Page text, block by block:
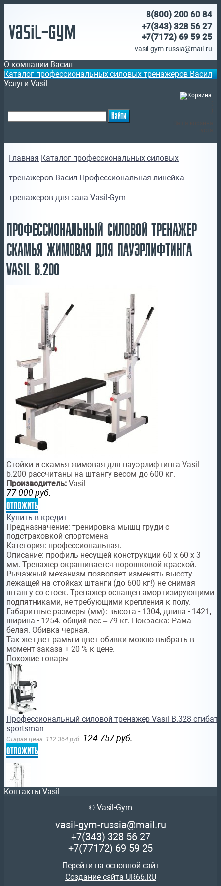
Vasil-Gym
8(800) 200 60 84
+7(343) 328 56 27
+7(7172) 69 59 25
vasil-gym-russia@mail.ru
О компании Васил
Каталог профессиональных силовых тренажеров Васил
Услуги Vasil
Главная Каталог профессиональных силовых
тренажеров Васил Профессиональная линейка
тренажеров для зала Vasil-Gym
ПРОФЕССИОНАЛЬНЫЙ СИЛОВОЙ ТРЕНАЖЕР
СКАМЬЯ ЖИМОВАЯ ДЛЯ ПАУЭРЛИФТИНГА
VASIL B.200
Стойки и скамья жимовая для пауэрлифтинга Vasil
b.200 рассчитаны на штангу весом до 600 кг.
Производитель: Vasil
77 000 руб.
отложить
Купить в кредит
Предназначение: тренировка мышц груди c
подстраховкой спортсмена
Категория: профессиональная.
Описание: профиль несущей конструкции 60 х 60 х 3
мм. Тренажер окрашивается порошковой краской.
Рычажный механизм позволяет изменять высоту
лежащей на стойках штанги (до 600 кг!) не снимая
штангу со стоек. Тренажер оснащен амортизирующими
подпятниками, не требующими крепления к полу.
Габаритные размеры (мм): высота - 1304, длина - 1421,
ширина - 1254. общий вес – 79 кг. Покраска: Рама
белая. Обивка черная.
Так же цвет рамы и цвет обивки можно выбрать в
момент заказа + 20 % к цене.
Похожие товары
Профессиональный силовой тренажер Vasil B.328
sportsman
Старая цена: 112 364 руб. 124 757 руб.
отложить
Профессиональный силовой тренажер Vasil B.303
руб. 86 357 руб.
Контакты Vasil
© Vasil-Gym
vasil-gym-russia@mail.ru
+7(343) 328 56 27
+7(77172) 69 59 25
Перейти на основной сайт
Создание сайта UR66.RU